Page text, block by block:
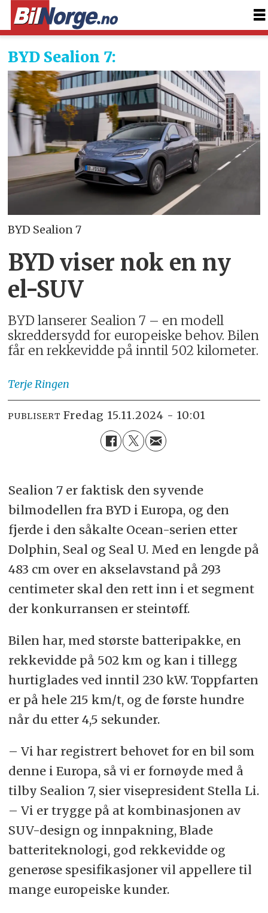
BYD Sealion 7:
BYD Sealion 7
BYD viser nok en ny
el-SUV
BYD lanserer Sealion 7 – en modell
skreddersydd for europeiske behov. Bilen
får en rekkevidde på inntil 502 kilometer.
TerjeRingen
PUBLISERT fredag 15.11.2024 - 10:01
Sealion 7 er faktisk den syvende
bilmodellen fra BYD i Europa, og den
fjerde i den såkalte Ocean-serien etter
Dolphin, Seal og Seal U. Med en lengde på
483 cm over en akselavstand på 293
centimeter skal den rett inn i et segment
der konkurransen er steintøff.
Bilen har, med største batteripakke, en
rekkevidde på 502 km og kan i tillegg
hurtiglades ved inntil 230 kW. Toppfarten
er på hele 215 km/t, og de første hundre
når du etter 4,5 sekunder.
– Vi har registrert behovet for en bil som
denne i Europa, så vi er fornøyde med å
tilby Sealion 7, sier visepresident Stella Li.
– Vi er trygge på at kombinasjonen av
SUV-design og innpakning, Blade
batteriteknologi, god rekkevidde og
generøse spesifikasjoner vil appellere til
mange europeiske kunder.